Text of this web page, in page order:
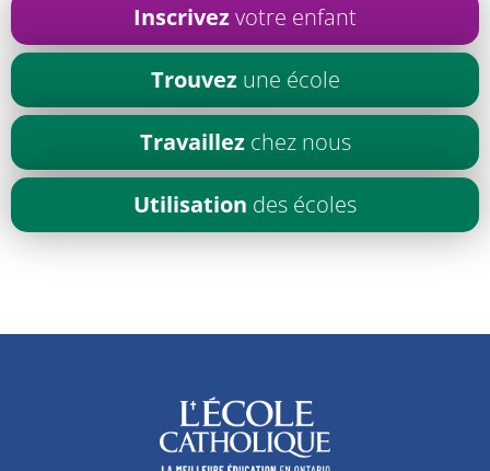
Inscrivezvotre enfant
Trouvezune école
Travaillezchez nous
Utilisation des écoles